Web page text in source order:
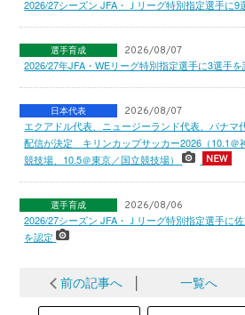
2026/27シーズン JFA・Ｊリーグ特別指定選手に
選手育成 2026/08/07
2026/27年JFA・WEリーグ特別指定選手に3選手
日本代表 2026/08/07
エクアドル代表、ニュージーランド代表、パナマ
配信が決定 キリンカップサッカー2026（10.1＠
競技場、10.5＠東京／国立競技場）
選手育成 2026/08/06
2026/27シーズン JFA・Ｊリーグ特別指定選手に佐
を認定
前の記事へ 一覧へ